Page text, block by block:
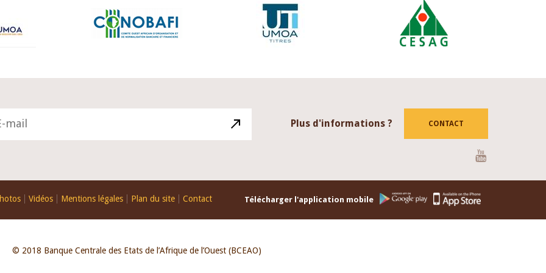
Plus d'informations ? CONTACT
Vidéos Mentions légales Plan du site Contact Télécharger l'application mobile
© 2018 Banque Centrale des Etats de l’Afrique de l’Ouest (BCEAO)